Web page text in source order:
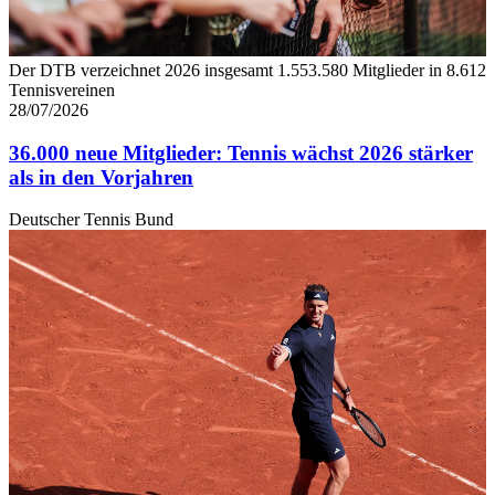
weiteren Daten zusammen, die Sie ihnen bereitgestellt
haben oder die sie im Rahmen Ihrer Nutzung der Dienste
gesammelt haben. Die Cookie-Einstellungenkönnen
jederzeit über den Link im Footer aufgerufen und
Der DTB verzeichnet 2026 insgesamt 1.553.580 Mitglieder in 8.612
Tennisvereinen
28/07/2026
36.000 neue Mitglieder: Tennis wächst 2026 stärker
als in den Vorjahren
Deutscher Tennis Bund